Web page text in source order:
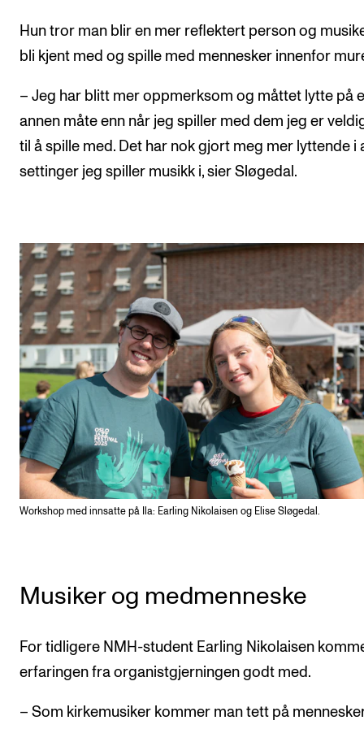
Hun tror man blir en mer reflektert person og
bli kjent med og spille med mennesker innenfor
– Jeg har blitt mer oppmerksom og måttet lytte på
annen måte enn når jeg spiller med dem jeg er
til å spille med. Det har nok gjort meg mer lyttende i
settinger jeg spiller musikk i, sier Sløgedal.
Workshop med innsatte på Ila: Earling Nikolaisen og Elise Sløgedal.
Musiker og medmenneske
For tidligere NMH-student Earling Nikolaisen
erfaringen fra organistgjerningen godt med.
– Som kirkemusiker kommer man tett på